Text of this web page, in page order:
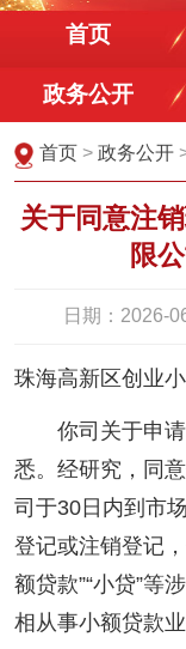
首页
政务公开
首页 >政务公开
关于同意注
限
日期：2026-
珠海高新区创业
你司关于申请
悉。经研究，同
司于30日内到市
登记或注销登记
额贷款”“小贷”等
相从事小额贷款